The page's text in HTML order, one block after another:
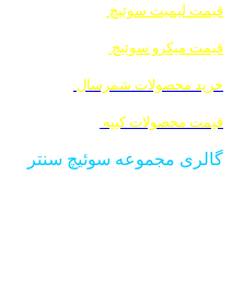
قیمت لیمیت سوئیچ
قیمت میکرو سوئیچ
خرید محصولات شمرسال
قیمت محصولات کیپه
گالری مجموعه سوئیچ سنتر